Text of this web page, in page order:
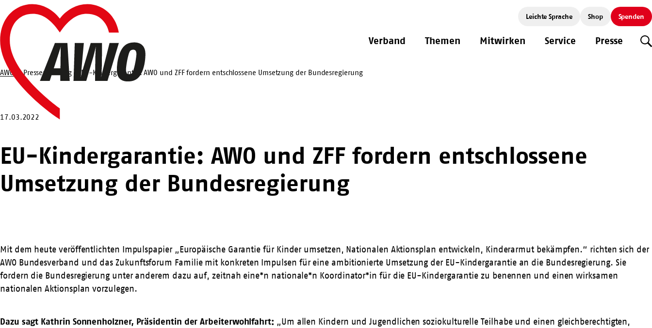
Zum
Hauptinhalt
springen
Startseite
Leichte Sprache Shop Spenden
Verband Themen Mitwirken Service Presse
Suche
AWO Pressemeldung EU-Kindergarantie: AWO und ZFF fordern entschlossene Umsetzung der Bundesregierung
17.03.2022
EU-Kindergarantie: AWO und ZFF fordern entschlossene
Umsetzung der Bundesregierung
Mit dem heute veröffentlichten Impulspapier „Europäische Garantie für Kinder umsetzen, Nationalen Aktionsplan entwickeln, Kinderarmut bekämpfen.“ richten sich der
AWO Bundesverband und dasZukunftsforum Familiemit konkreten Impulsen für eine ambitionierte Umsetzung der EU-Kindergarantie an die Bundesregierung. Sie
fordern die Bundesregierung unter anderem dazu auf, zeitnah eine*n nationale*n Koordinator*in für die EU-Kindergarantie zu benennen und einen wirksamen
nationalen Aktionsplan vorzulegen.
Dazu sagt Kathrin Sonnenholzner, Präsidentin der Arbeiterwohlfahrt: „Um allen Kindern und Jugendlichen soziokulturelle Teilhabe und einen gleichberechtigten,